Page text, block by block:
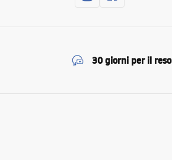
30 giorni per il reso